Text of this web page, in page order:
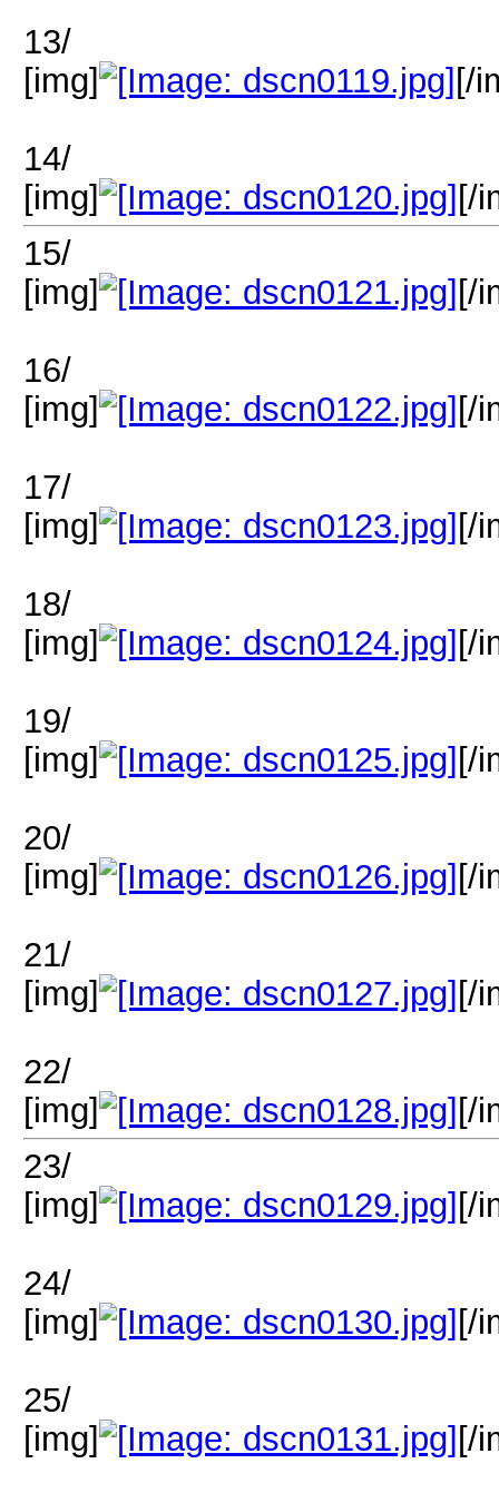
13/
[img]
[/
14/
[img]
[/
15/
[img]
[/
16/
[img]
[/
17/
[img]
[/
18/
[img]
[/
19/
[img]
[/
20/
[img]
[/
21/
[img]
[/
22/
[img]
[/
23/
[img]
[/
24/
[img]
[/
25/
[img]
[/